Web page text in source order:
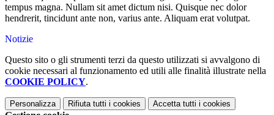
tempus magna. Nullam sit amet dictum nisi. Quisque nec dolor
hendrerit, tincidunt ante non, varius ante. Aliquam erat volutpat.
Notizie
Questo sito o gli strumenti terzi da questo utilizzati si avvalgono di
cookie necessari al funzionamento ed utili alle finalità illustrate nella
COOKIE POLICY.
Personalizza Rifiuta tutti i cookies Accetta tutti i cookies